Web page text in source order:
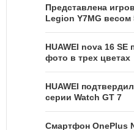
Представлена
Legion Y7MG весом
HUAWEI nova 16
фото в трех цветах
HUAWEI
серии Watch GT 7
Смартфон OnePlus